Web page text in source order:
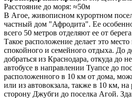
Расстояние до моря: ≈50м
В Агое, живописном курортном
частный дом "Афродита". Ее
всего 50 метров отделяют ее от
Такое расположение делает это
спокойного и семейного отдыха. До
добраться из Краснодара, откуда до
автобусе в направлении Туапсе до
расположенного в 10 км от дома,
или из автовокзала, также в 10 км, на
сторону Джубги до поселка Агой.